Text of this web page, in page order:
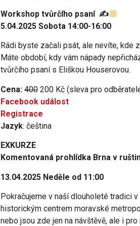
Workshop tvůrčího psaní ✍
5.04.2025 Sobota 14:00-16:00
Rádi byste začali psát, ale nevíte, kde
Máte období, kdy vám nápady
tvůrčího psaní s Eliškou Houserovou.
Cena: 400 200 Kč (sleva pro
Facebook událost
Registrace
Jazyk: čeština
EXKURZE
Komentovaná prohlídka Brna v
13.04.2025 Neděle od 11:00
Pokračujeme v naší dlouholeté tradici
historickým centrem moravské
nebo jsou zde jen na návštěvě, ale i